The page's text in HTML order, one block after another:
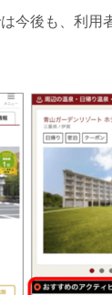
は今後も、利